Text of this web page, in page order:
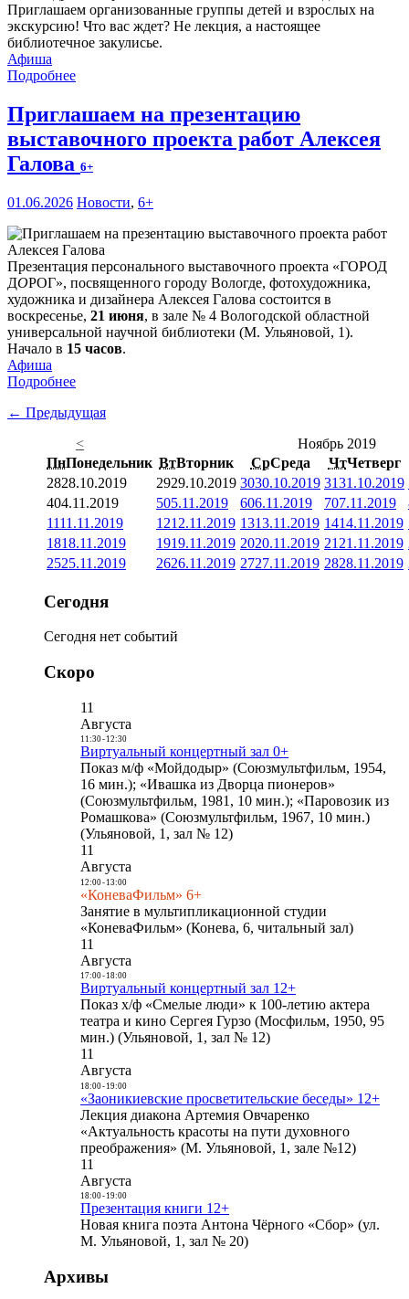
Приглашаем организованные группы детей и взрослых на
экскурсию! Что вас ждет? Не лекция, а настоящее
библиотечное закулисье.
Афиша
Подробнее
Приглашаем на презентацию
выставочного проекта работ Алексея
Галова 6+
01.06.2026 Новости, 6+
Презентация персонального выставочного проекта «ГОРОД
ДОРОГ», посвященного городу Вологде, фотохудожника,
художника и дизайнера Алексея Галова состоится в
воскресенье, 21 июня, в зале № 4 Вологодской областной
универсальной научной библиотеки (М. Ульяновой, 1).
Начало в 15 часов.
Афиша
Подробнее
← Предыдущая
<
Ноябрь 2019
ПнПонедельник ВтВторник СрСреда ЧтЧетверг
2828.10.2019 2929.10.2019 3030.10.2019 3131.10.2019
404.11.2019 505.11.2019 606.11.2019 707.11.2019
1111.11.2019 1212.11.2019 1313.11.2019 1414.11.2019
1818.11.2019 1919.11.2019 2020.11.2019 21 21.11.2019
2525.11.2019 2626.11.2019 2727.11.2019 2828.11.2019
Сегодня
Сегодня нет событий
Скоро
11
Августа
11:30- 12:30
Виртуальный концертный зал 0+
Показ м/ф «Мойдодыр» (Союзмультфильм, 1954,
16 мин.); «Ивашка из Дворца пионеров»
(Союзмультфильм, 1981, 10 мин.); «Паровозик из
Ромашкова» (Союзмультфильм, 1967, 10 мин.)
(Ульяновой, 1, зал № 12)
11
Августа
12:00- 13:00
«КоневаФильм» 6+
Занятие в мультипликационной студии
«КоневаФильм» (Конева, 6, читальный зал)
11
Августа
17:00- 18:00
Виртуальный концертный зал 12+
Показ х/ф «Смелые люди» к 100-летию актера
театра и кино Сергея Гурзо (Мосфильм, 1950, 95
мин.) (Ульяновой, 1, зал № 12)
11
Августа
18:00- 19:00
«Заоникиевские просветительские беседы» 12+
Лекция диакона Артемия Овчаренко
«Актуальность красоты на пути духовного
преображения» (М. Ульяновой, 1, зале №12)
11
Августа
18:00- 19:00
Презентация книги 12+
Новая книга поэта Антона Чёрного «Сбор» (ул.
М. Ульяновой, 1, зал № 20)
Архивы